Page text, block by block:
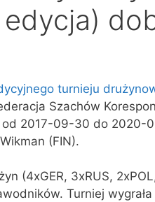
turnieju
Szachów
2017-09-30 do 2020-
(FIN).
(4xGER, 3xRUS,
Turniej